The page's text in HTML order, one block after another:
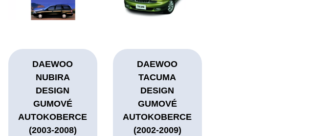
DAEWOO
NUBIRA
DESIGN
GUMOVÉ
AUTOKOBERCE
(2003-2008)
DAEWOO
TACUMA
DESIGN
GUMOVÉ
AUTOKOBERCE
(2002-2009)